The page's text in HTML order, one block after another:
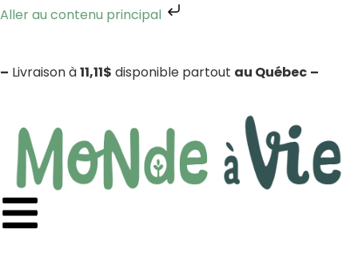
Aller au contenu principal
– Livraison à11,11$ disponible partout au Québec –